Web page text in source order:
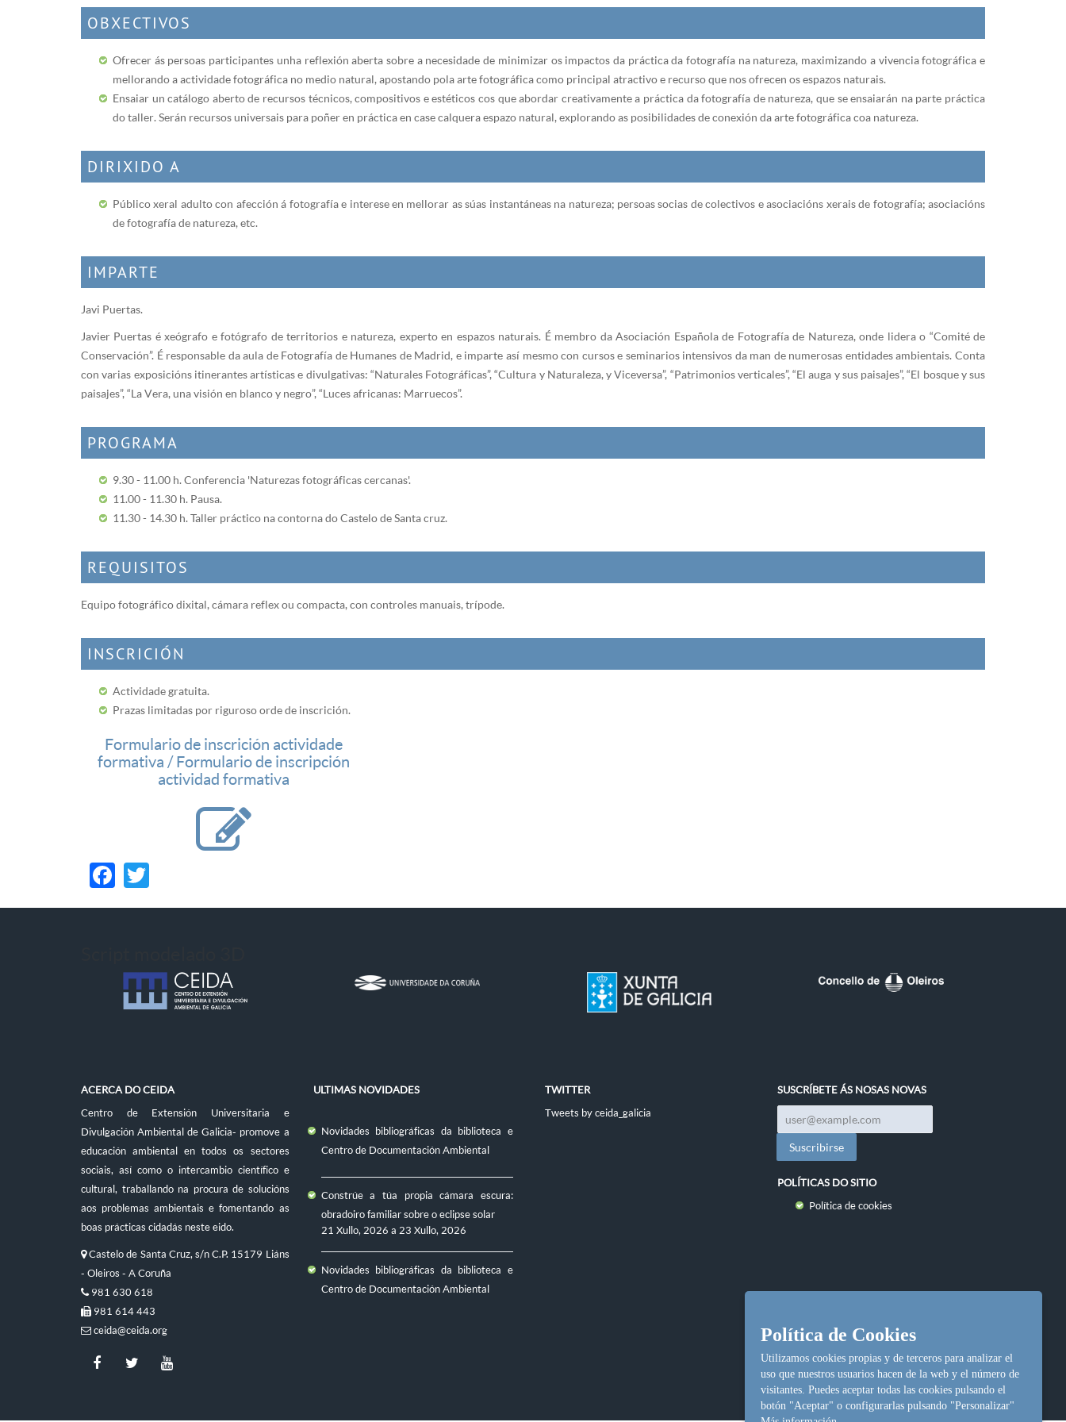
OBXECTIVOS
Ofrecer ás persoas participantes unha reflexión aberta sobre a necesidade de minimizar os impactos da práctica da fotografía na natureza, maximizando a vivencia fotográfica e
mellorando a actividade fotográfica no medio natural, apostando pola arte fotográfica como principal atractivo e recurso que nos ofrecen os espazos naturais.
Ensaiar un catálogo aberto de recursos técnicos, compositivos e estéticos cos que abordar creativamente a práctica da fotografía de natureza, que se ensaiarán na parte práctica
do taller. Serán recursos universais para poñer en práctica en case calquera espazo natural, explorando as posibilidades de conexión da arte fotográfica coa natureza.
DIRIXIDO A
Público xeral adulto con afección á fotografía e interese en mellorar as súas instantáneas na natureza; persoas socias de colectivos e asociacións xerais de fotografía; asociacións
de fotografía de natureza, etc.
IMPARTE
Javi Puertas.
Javier Puertas é xeógrafo e fotógrafo de territorios e natureza, experto en espazos naturais. É membro da Asociación Española de Fotografía de Natureza, onde lidera o “Comité de
Conservación”. É responsable da aula de Fotografía de Humanes de Madrid, e imparte así mesmo con cursos e seminarios intensivos da man de numerosas entidades ambientais. Conta
con varias exposicións itinerantes artísticas e divulgativas: “Naturales Fotográficas”, “Cultura y Naturaleza, y Viceversa”, “Patrimonios verticales”, “El auga y sus paisajes”, “El bosque y sus
paisajes”, “La Vera, una visión en blanco y negro”, “Luces africanas: Marruecos”.
PROGRAMA
9.30 - 11.00 h. Conferencia 'Naturezas fotográficas cercanas'.
11.00 - 11.30 h. Pausa.
11.30 - 14.30 h. Taller práctico na contorna do Castelo de Santa cruz.
REQUISITOS
Equipo fotográfico dixital, cámara reflex ou compacta, con controles manuais, trípode.
INSCRICIÓN
Actividade gratuita.
Prazas limitadas por riguroso orde de inscrición.
Formulario de inscrición actividade
formativa / Formulario de inscripción
actividad formativa
Facebook
ACERCA DO CEIDA
Centro de Extensión Universitaria e
Divulgación Ambiental de Galicia- promove a
educación ambiental en todos os sectores
sociais, así como o intercambio científico e
cultural, traballando na procura de solucións
aos problemas ambientais e fomentando as
boas prácticas cidadás neste eido.
Castelo de Santa Cruz, s/n C.P. 15179 Liáns
- Oleiros - A Coruña
981 630 618
981 614 443
ceida@ceida.org
ULTIMAS NOVIDADES
Novidades bibliográficas da biblioteca e
Centro de Documentación Ambiental
Constrúe a túa propia cámara escura:
obradoiro familiar sobre o eclipse solar
21 Xullo, 2026 a 23 Xullo, 2026
Novidades bibliográficas da biblioteca e
Centro de Documentación Ambiental
TWITTER
Tweets by ceida_galicia
SUSCRÍBETE ÁS NOSAS NOVAS
POLÍTICAS DO SITIO
Política de cookies
Política de Cookies
Utilizamos cookies propias y de terceros para analizar el
uso que nuestros usuarios hacen de la web y el número de
visitantes. Puedes aceptar todas las cookies pulsando el
botón "Aceptar" o configurarlas pulsando "Personalizar"